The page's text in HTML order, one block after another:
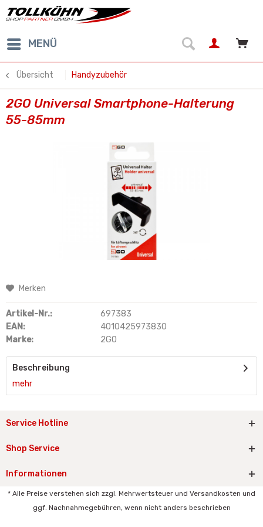
MENÜ
Übersicht Handyzubehör
2GO Universal Smartphone-Halterung
55-85mm
Merken
Artikel-Nr.:
697383
EAN:
4010425973830
Marke:
2GO
Beschreibung
mehr
Service Hotline
Shop Service
Informationen
* Alle Preise verstehen sich zzgl. Mehrwertsteuer und Versandkosten und
ggf. Nachnahmegebühren, wenn nicht anders beschrieben